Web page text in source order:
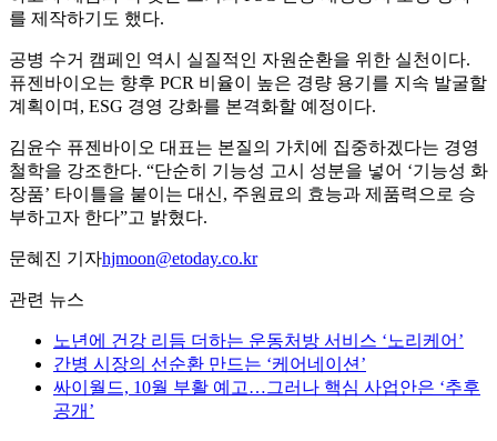
를 제작하기도 했다.
공병 수거 캠페인 역시 실질적인 자원순환을 위한 실천이다.
퓨젠바이오는 향후 PCR 비율이 높은 경량 용기를 지속 발굴할
계획이며, ESG 경영 강화를 본격화할 예정이다.
김윤수 퓨젠바이오 대표는 본질의 가치에 집중하겠다는 경영
철학을 강조한다. “단순히 기능성 고시 성분을 넣어 ‘기능성 화
장품’ 타이틀을 붙이는 대신, 주원료의 효능과 제품력으로 승
부하고자 한다”고 밝혔다.
문혜진 기자hjmoon@etoday.co.kr
관련 뉴스
노년에 건강 리듬 더하는 운동처방 서비스 ‘노리케어’
간병 시장의 선순환 만드는 ‘케어네이션’
싸이월드, 10월 부활 예고…그러나 핵심 사업안은 ‘추후
공개’